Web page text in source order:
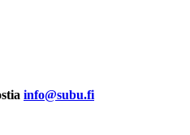
info@subu.fi